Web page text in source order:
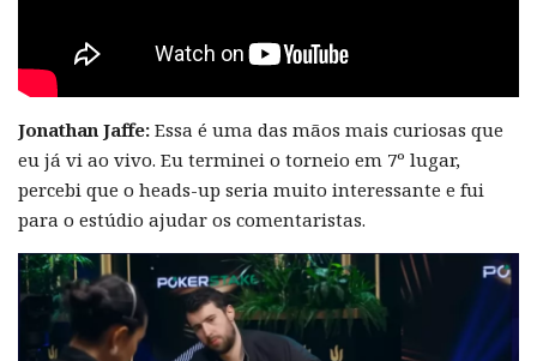
Jonathan Jaffe: Essa é uma das mãos mais curiosas que
eu já vi ao vivo. Eu terminei o torneio em 7º lugar,
percebi que o heads-up seria muito interessante e fui
para o estúdio ajudar os comentaristas.